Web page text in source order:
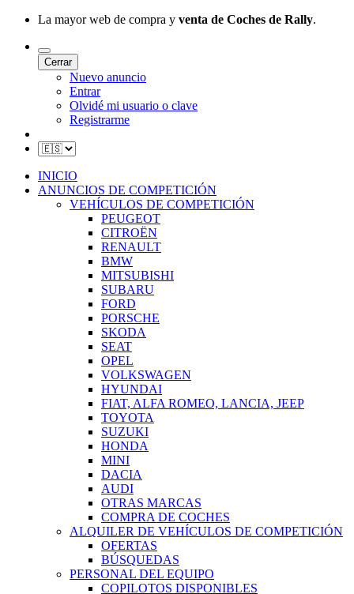
La mayor web de compra y venta de Coches de Rally.
Cerrar
Nuevo anuncio
Entrar
Olvidé mi usuario o clave
Registrarme
INICIO
ANUNCIOS DE COMPETICIÓN
VEHÍCULOS DE COMPETICIÓN
PEUGEOT
CITROËN
RENAULT
BMW
MITSUBISHI
SUBARU
FORD
PORSCHE
SKODA
SEAT
OPEL
VOLKSWAGEN
HYUNDAI
FIAT, ALFA ROMEO, LANCIA, JEEP
TOYOTA
SUZUKI
HONDA
MINI
DACIA
AUDI
OTRAS MARCAS
COMPRA DE COCHES
ALQUILER DE VEHÍCULOS DE COMPETICIÓN
OFERTAS
BÚSQUEDAS
PERSONAL DEL EQUIPO
COPILOTOS DISPONIBLES